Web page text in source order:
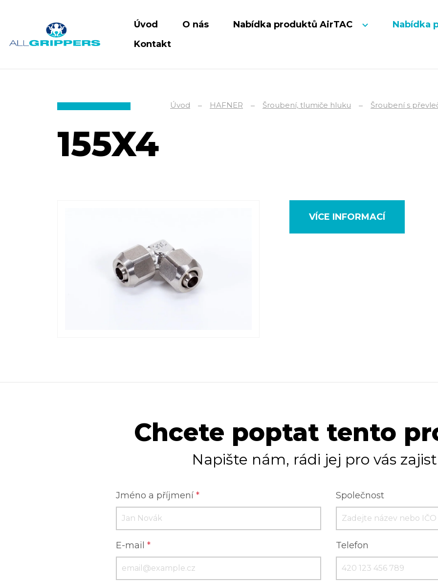
Úvod O nás Nabídka produktů AirTAC
Nabídka
Kontakt
Úvod HAFNER Šroubení, tlumiče hluku Šroubení s
155X4
VÍCE INFORMACÍ
Chcete poptat tento
Napište nám, rádi jej pro vás
Jméno a příjmení * Společnost
E-mail * Telefon